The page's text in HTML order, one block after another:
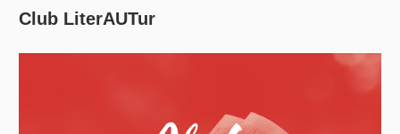
Club LiterAUTur